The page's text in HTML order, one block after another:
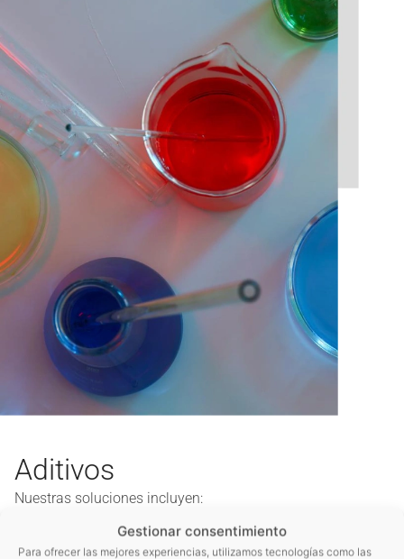
Gestionar consentimiento
Para ofrecer las mejores experiencias, utilizamos tecnologías como las
Aditivos
Nuestras soluciones incluyen:
Asesoramiento en el diseño de los planes de
control